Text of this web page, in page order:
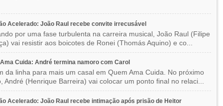
Acelerado: João Raul recebe convite irrecusável
por uma fase turbulenta na carreira musical, João Raul (Filipe
vai resistir aos boicotes de Ronei (Thomás Aquino) e co...
Cuida: André termina namoro com Carol
da linha para mais um casal em Quem Ama Cuida. No próximo
André (Henrique Barreira) vai colocar um ponto final no relaci...
Acelerado: João Raul recebe intimação após prisão de Heitor